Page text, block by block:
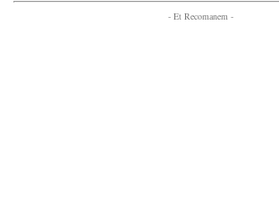
- Et Recomanem -